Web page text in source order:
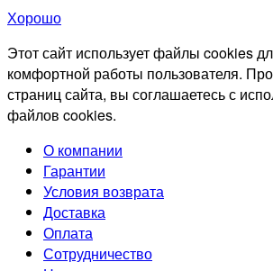
Хорошо
Этот сайт использует файлы cookies
комфортной работы пользователя.
страниц сайта, вы соглашаетесь с
файлов cookies.
О компании
Гарантии
Условия возврата
Доставка
Оплата
Сотрудничество